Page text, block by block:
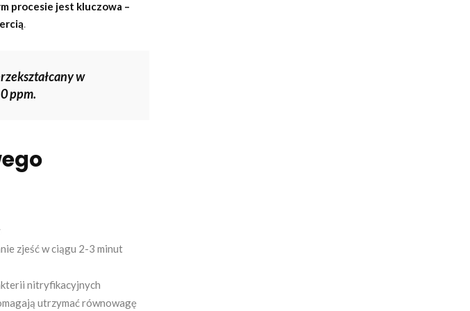
procesie jest kluczowa –
.
w
ppm.
zjeść w ciągu 2-3 minut
nitryfikacyjnych
utrzymać równowagę